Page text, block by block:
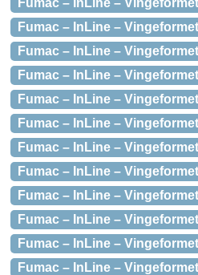
Fumac – InLine –
Fumac – InLine –
Fumac – InLine –
Fumac – InLine –
Fumac – InLine –
Fumac – InLine –
Fumac – InLine –
Fumac – InLine –
Fumac – InLine –
Fumac – InLine –
Fumac – InLine –
Fumac – InLine –